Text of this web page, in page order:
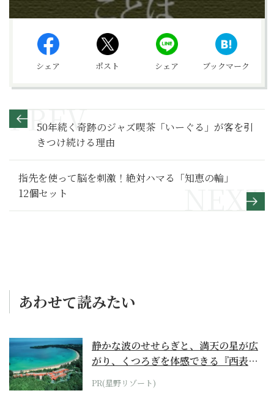
シェア ポスト シェア ブックマーク
50年続く奇跡のジャズ喫茶「いーぐる」が客を引
きつけ続ける理由
指先を使って脳を刺激！絶対ハマる「知恵の輪」
12個セット
あわせて読みたい
静かな波のせせらぎと、満天の星が広
がり、くつろぎを体感できる『西表島
ホテル by...
PR(星野リゾート)